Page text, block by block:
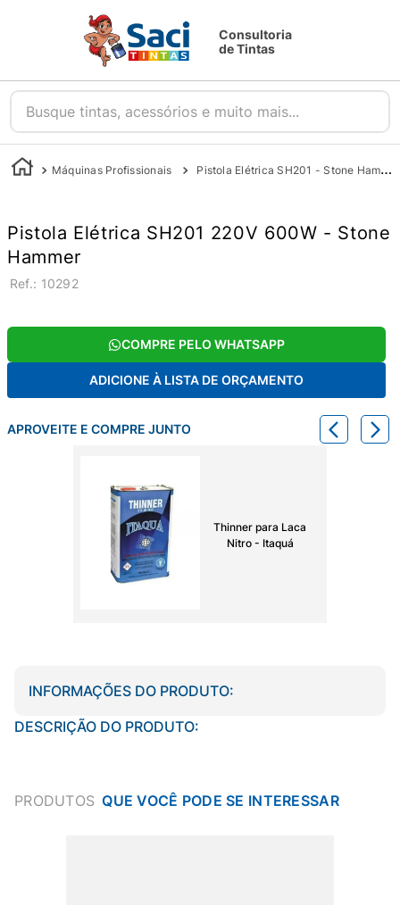
Consultoria
de Tintas
Busque tintas, acessórios e muito mais...
Máquinas Profissionais Pistola Elétrica SH201 - Stone Hammer
Pistola Elétrica SH201 220V 600W - Stone
Hammer
: 10292
COMPRE PELO WHATSAPP
ADICIONE À LISTA DE ORÇAMENTO
APROVEITE E COMPRE JUNTO
Thinner para Laca
Nitro - Itaquá
INFORMAÇÕES DO PRODUTO:
DESCRIÇÃO DO PRODUTO:
PRODUTOS